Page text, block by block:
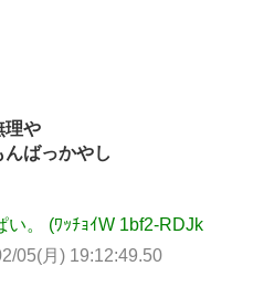
理や
ばっかやし
。 (ﾜｯﾁｮｲW 1bf2-RDJk
05(月) 19:12:49.50